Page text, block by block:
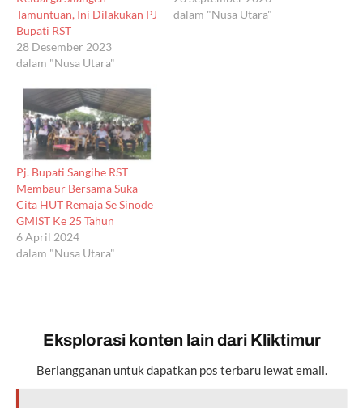
Tamuntuan, Ini Dilakukan PJ
Bupati RST
28 Desember 2023
dalam "Nusa Utara"
dalam "Nusa Utara"
Pj. Bupati Sangihe RST
Membaur Bersama Suka
Cita HUT Remaja Se Sinode
GMIST Ke 25 Tahun
6 April 2024
dalam "Nusa Utara"
Eksplorasi konten lain dari Kliktimur
Berlangganan untuk dapatkan pos terbaru lewat email.